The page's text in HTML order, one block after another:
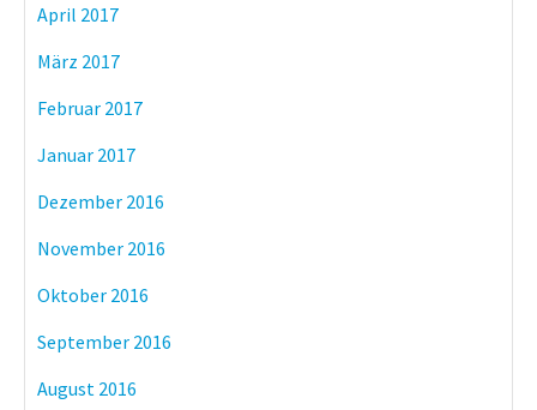
April 2017
März 2017
Februar 2017
Januar 2017
Dezember 2016
November 2016
Oktober 2016
September 2016
August 2016